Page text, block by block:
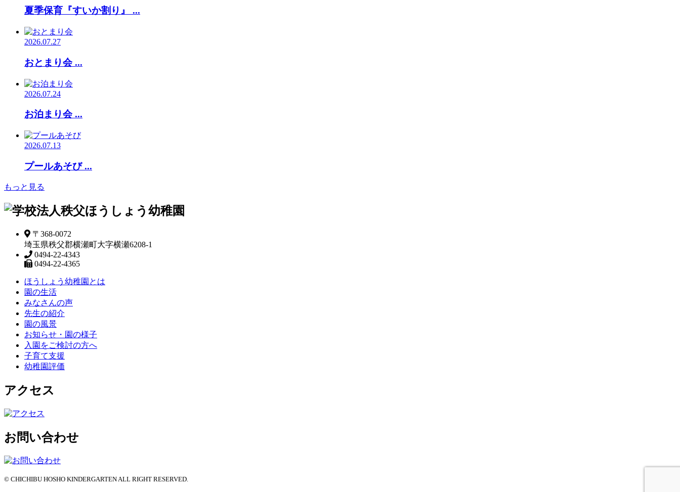
夏季保育『すいか割り』 ...
2026.07.27
おとまり会 ...
2026.07.24
お泊まり会 ...
2026.07.13
プールあそび ...
もっと見る
〒368-0072
埼玉県秩父郡横瀬町大字横瀬6208-1
0494-22-4343
0494-22-4365
ほうしょう幼稚園とは
園の生活
みなさんの声
先生の紹介
園の風景
お知らせ・園の様子
入園をご検討の方へ
子育て支援
幼稚園評価
アクセス
お問い合わせ
© CHICHIBU HOSHO KINDERGARTEN ALL RIGHT RESERVED.